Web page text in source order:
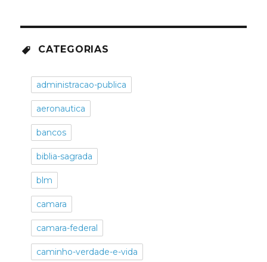
CATEGORIAS
administracao-publica
aeronautica
bancos
biblia-sagrada
blm
camara
camara-federal
caminho-verdade-e-vida